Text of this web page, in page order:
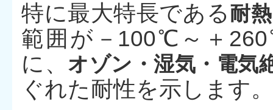
特に最大特長である耐
範囲が－100℃～＋
に、 オゾン・湿気・電気
ぐれた耐性を示します。